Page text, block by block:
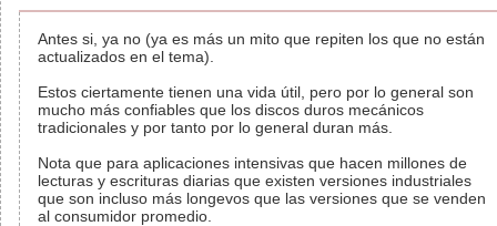
Antes si, ya no (ya es más un mito que repiten los que no están
actualizados en el tema).
Estos ciertamente tienen una vida útil, pero por lo general son
mucho más confiables que los discos duros mecánicos
tradicionales y por tanto por lo general duran más.
Nota que para aplicaciones intensivas que hacen millones de
lecturas y escrituras diarias que existen versiones industriales
que son incluso más longevos que las versiones que se venden
al consumidor promedio.